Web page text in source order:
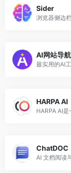
Sider
浏览器侧边
AI网站导航
最实用的AI
HARPA AI
ChatDOC
AI 文档阅读